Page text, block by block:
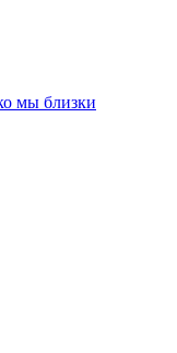
мы близки